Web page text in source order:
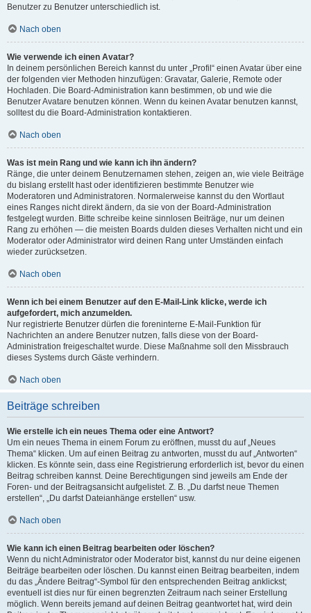
Benutzer zu Benutzer unterschiedlich ist.
Nach oben
Wie verwende ich einen Avatar?
In deinem persönlichen Bereich kannst du unter „Profil“ einen Avatar über eine
der folgenden vier Methoden hinzufügen: Gravatar, Galerie, Remote oder
Hochladen. Die Board-Administration kann bestimmen, ob und wie die
Benutzer Avatare benutzen können. Wenn du keinen Avatar benutzen kannst,
solltest du die Board-Administration kontaktieren.
Nach oben
Was ist mein Rang und wie kann ich ihn ändern?
Ränge, die unter deinem Benutzernamen stehen, zeigen an, wie viele Beiträge
du bislang erstellt hast oder identifizieren bestimmte Benutzer wie
Moderatoren und Administratoren. Normalerweise kannst du den Wortlaut
eines Ranges nicht direkt ändern, da sie von der Board-Administration
festgelegt wurden. Bitte schreibe keine sinnlosen Beiträge, nur um deinen
Rang zu erhöhen — die meisten Boards dulden dieses Verhalten nicht und ein
Moderator oder Administrator wird deinen Rang unter Umständen einfach
wieder zurücksetzen.
Nach oben
Wenn ich bei einem Benutzer auf den E-Mail-Link klicke, werde ich
aufgefordert, mich anzumelden.
Nur registrierte Benutzer dürfen die foreninterne E-Mail-Funktion für
Nachrichten an andere Benutzer nutzen, falls diese von der Board-
Administration freigeschaltet wurde. Diese Maßnahme soll den Missbrauch
dieses Systems durch Gäste verhindern.
Nach oben
Beiträge schreiben
Wie erstelle ich ein neues Thema oder eine Antwort?
Um ein neues Thema in einem Forum zu eröffnen, musst du auf „Neues
Thema“ klicken. Um auf einen Beitrag zu antworten, musst du auf „Antworten“
klicken. Es könnte sein, dass eine Registrierung erforderlich ist, bevor du einen
Beitrag schreiben kannst. Deine Berechtigungen sind jeweils am Ende der
Foren- und der Beitragsansicht aufgelistet. Z. B. „Du darfst neue Themen
erstellen“, „Du darfst Dateianhänge erstellen“ usw.
Nach oben
Wie kann ich einen Beitrag bearbeiten oder löschen?
Wenn du nicht Administrator oder Moderator bist, kannst du nur deine eigenen
Beiträge bearbeiten oder löschen. Du kannst einen Beitrag bearbeiten, indem
du das „Ändere Beitrag“-Symbol für den entsprechenden Beitrag anklickst;
eventuell ist dies nur für einen begrenzten Zeitraum nach seiner Erstellung
möglich. Wenn bereits jemand auf deinen Beitrag geantwortet hat, wird dein